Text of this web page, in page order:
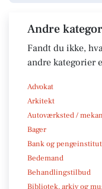
Andre
Fandt du ikke,
andre kategorier
Advokat
Arkitekt
Autoværksted /
Bager
Bank og pengeinstitut
Bedemand
Behandlingstilbud
Bibliotek, arkiv og